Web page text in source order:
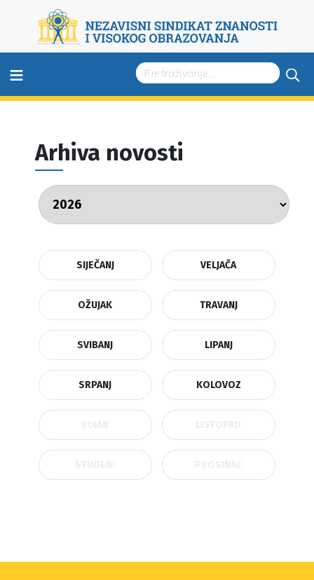
≡
Arhiva novosti
SIJEČANJ VELJAČA
OŽUJAK TRAVANJ
SVIBANJ LIPANJ
SRPANJ KOLOVOZ